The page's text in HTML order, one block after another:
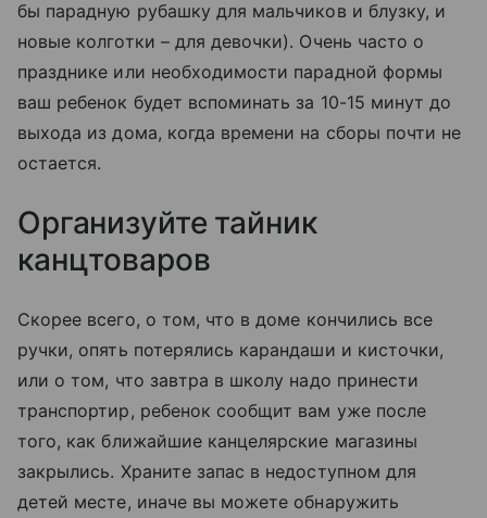
бы парадную рубашку для мальчиков и блузку, и
новые колготки – для девочки). Очень часто о
празднике или необходимости парадной формы
ваш ребенок будет вспоминать за 10-15 минут до
выхода из дома, когда времени на сборы почти не
остается.
Организуйте тайник
канцтоваров
Скорее всего, о том, что в доме кончились все
ручки, опять потерялись карандаши и кисточки,
или о том, что завтра в школу надо принести
транспортир, ребенок сообщит вам уже после
того, как ближайшие канцелярские магазины
закрылись. Храните запас в недоступном для
детей месте, иначе вы можете обнаружить